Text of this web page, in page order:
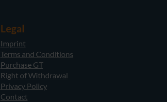
Legal
Imprint
Terms and Conditions
Purchase GT
Right of Withdrawal
Privacy Policy
Contact